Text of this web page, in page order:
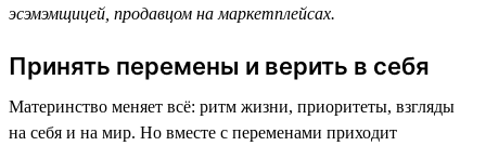
эсэмэмщицей, продавцом на маркетплейсах.
Принять перемены и верить в себя
Материнство меняет всё: ритм жизни, приоритеты, взгляды
на себя и на мир. Но вместе с переменами приходит